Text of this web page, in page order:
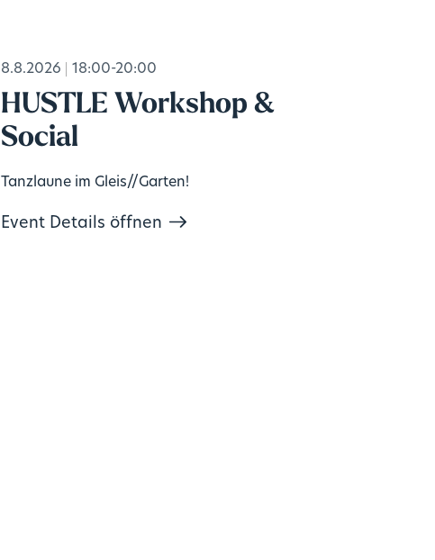
8.8.2026 18:00-20:00
HUSTLE Workshop &
Social
Tanzlaune im Gleis//Garten!
Event Details öffnen